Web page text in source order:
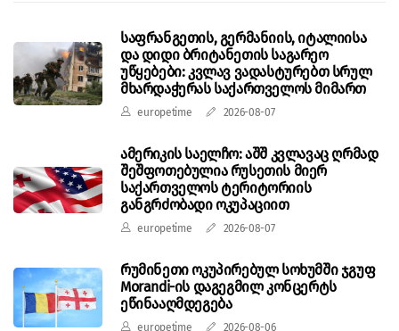
საფრანგეთის, გერმანიის, იტალიისა
და დიდი ბრიტანეთის საგარეო
უწყებები: კვლავ ვადასტურებთ სრულ
მხარდაჭერას საქართველოს მიმართ
europetime 2026-08-07
ამერიკის საელჩო: აშშ კვლავაც ღრმად
შეშფოთებულია რუსეთის მიერ
საქართველოს ტერიტორიის
განგრძობადი ოკუპაციით
europetime 2026-08-07
რუმინეთი ოკუპირებულ სოხუმში ჯგუფ
Morandi-ის დაგეგმილ კონცერტს
ეწინააღმდეგება
europetime 2026-08-06